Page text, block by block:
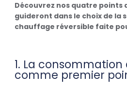
Découvrez nos quatre points
guideront dans le choix de la
chauffage réversible faite
1. La
comme premier